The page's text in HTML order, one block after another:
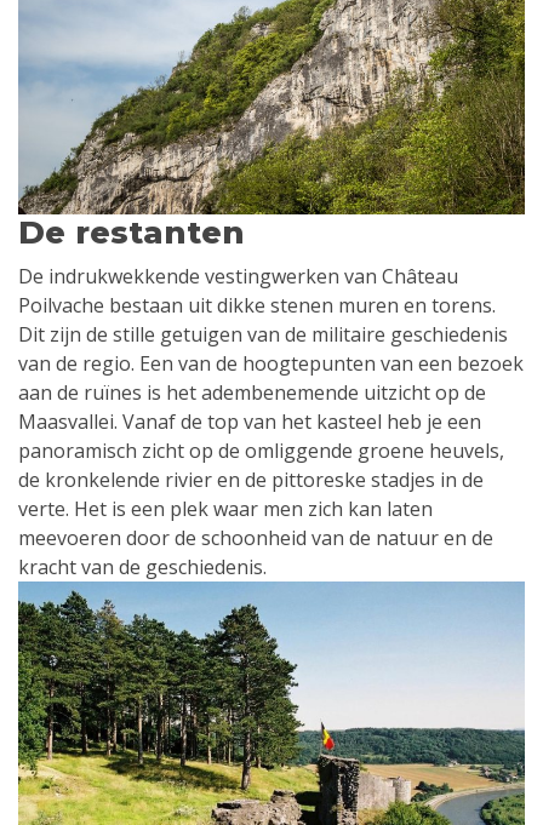
De restanten
De indrukwekkende vestingwerken van Château
Poilvache bestaan uit dikke stenen muren en torens.
Dit zijn de stille getuigen van de militaire geschiedenis
van de regio. Een van de hoogtepunten van een bezoek
aan de ruïnes is het adembenemende uitzicht op de
Maasvallei. Vanaf de top van het kasteel heb je een
panoramisch zicht op de omliggende groene heuvels,
de kronkelende rivier en de pittoreske stadjes in de
verte. Het is een plek waar men zich kan laten
meevoeren door de schoonheid van de natuur en de
kracht van de geschiedenis.